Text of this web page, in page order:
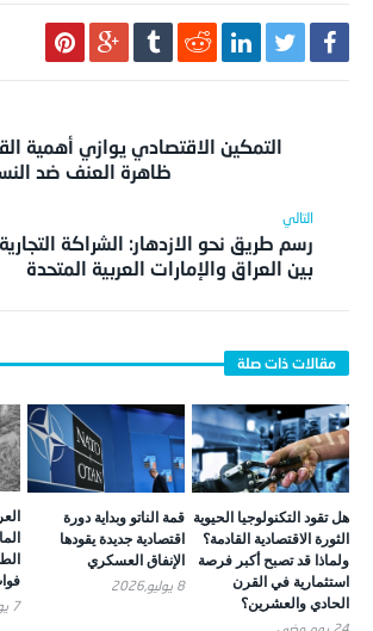
التمكين الاقتصادي يوازي أهمية
ظاهرة العنف ضد
رسم طريق نحو الازدهار: الشراكة التجارية
بين العراق والإمارات العربية المتحدة
هل تقود التكنولوجيا الحيوية
الثورة الاقتصادية القادمة؟
ولماذا قد تصبح أكبر فرصة
استثمارية في القرن
الحادي والعشرين؟
24 يوم ‎مضي
قمة الناتو وبداية دورة
اقتصادية جديدة يقودها
الإنفاق العسكري
8 يوليو,2026
7 يونيو,2026